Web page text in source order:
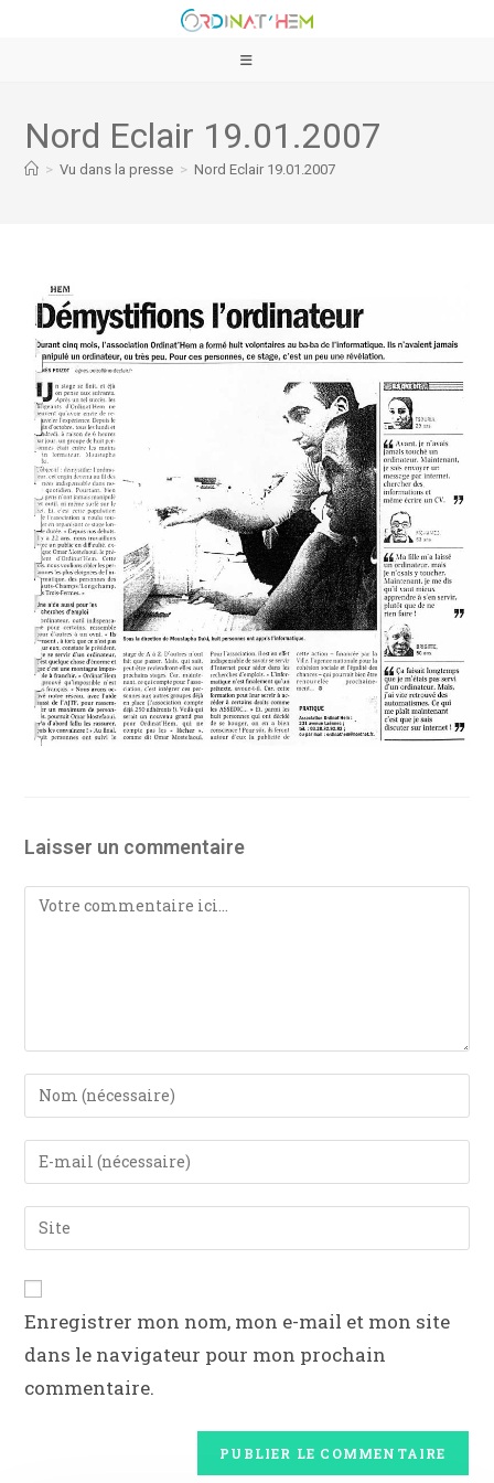
Nord Eclair 19.01.2007
> Vu dans la presse > Nord Eclair 19.01.2007
Laisser un commentaire
Enregistrer mon nom, mon e-mail et mon site
dans le navigateur pour mon prochain
commentaire.